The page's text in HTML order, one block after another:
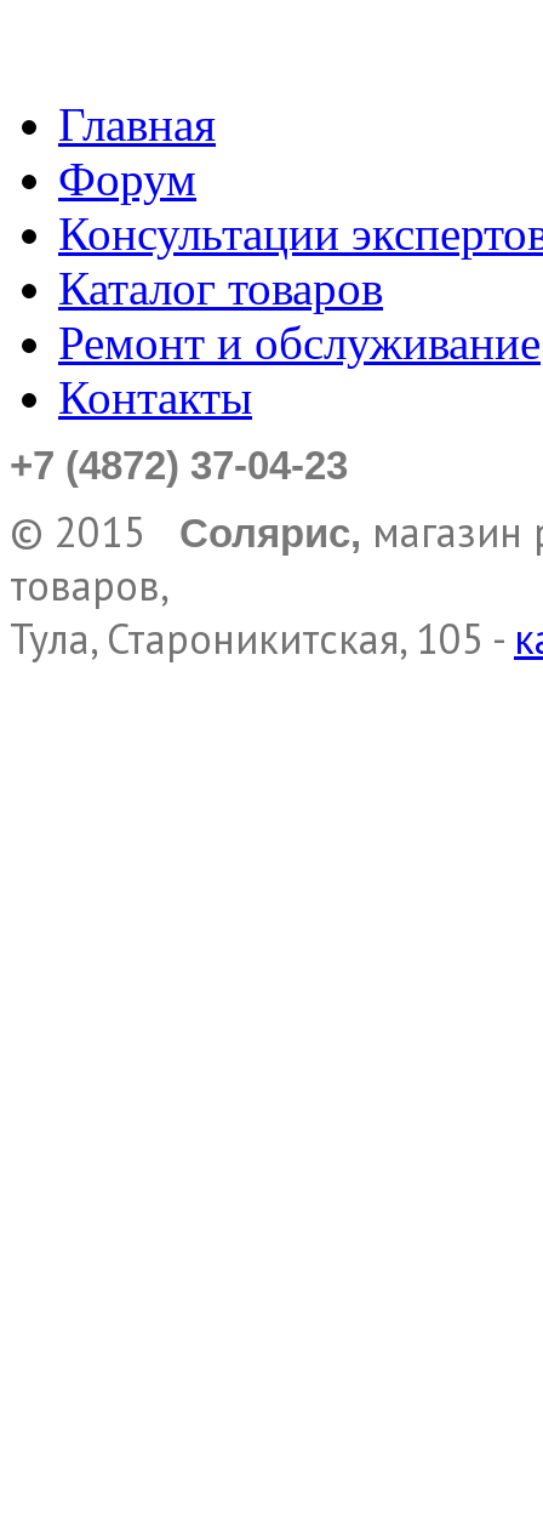
Главная
Форум
Консультации
Каталог товаров
Ремонт и обслуживание
Контакты
+7 (4872) 37-04-23
© 2015 Солярис, магазин
товаров,
Тула, Староникитская, 105 -